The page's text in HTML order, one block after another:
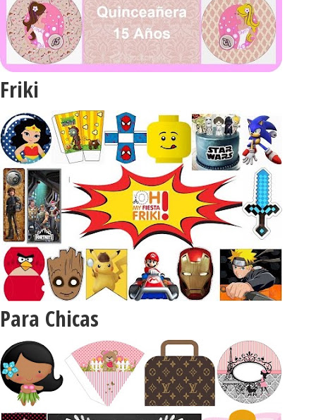
Friki
Para Chicas